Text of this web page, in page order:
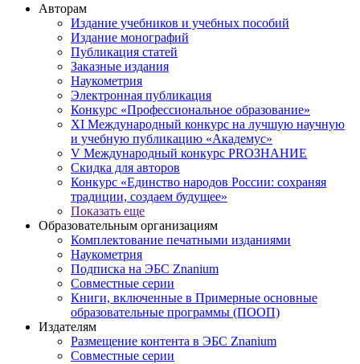
Авторам
Издание учебников и учебных пособий
Издание монографий
Публикация статей
Заказные издания
Наукометрия
Электронная публикация
Конкурс «Профессиональное образование»
XI Международный конкурс на лучшую научную
и учебную публикацию «Академус»
V Международный конкурс PROЗНАНИЕ
Скидка для авторов
Конкурс «Единство народов России: сохраняя
традиции, создаем будущее»
Показать еще
Образовательным организациям
Комплектование печатными изданиями
Наукометрия
Подписка на ЭБС Znanium
Совместные серии
Книги, включенные в Примерные основные
образовательные программы (ПООП)
Издателям
Размещение контента в ЭБС Znanium
Совместные серии